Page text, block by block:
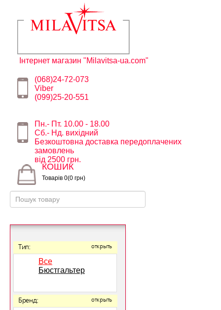
Інтернет магазин "Milavitsa-ua.com"
(068)24-72-073
Viber
(099)25-20-551
Пн.- Пт. 10.00 - 18.00
Сб.- Нд. вихідний
Безкоштовна доставка передоплачених
замовлень
від 2500 грн.
КОШИК
Товарів 0(0 грн)
Тип: открыть
Все
Бюстгальтер
Бренд: открыть